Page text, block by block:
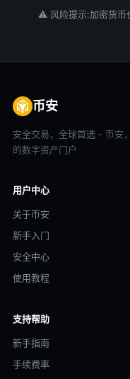
⚠ 风险提示:加密货币
币安
安全交易，全球首选 - 币安
的数字资产门户
用户中心
关于币安
新手入门
安全中心
使用教程
支持帮助
新手指南
手续费率